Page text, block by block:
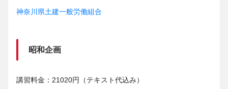
神奈川県土建一般労働組合
昭和企画
講習料金：21020円（テキスト代込み）